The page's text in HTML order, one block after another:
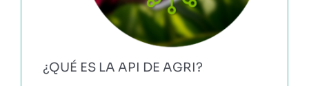
¿QUÉ ES LA API DE AGRI?